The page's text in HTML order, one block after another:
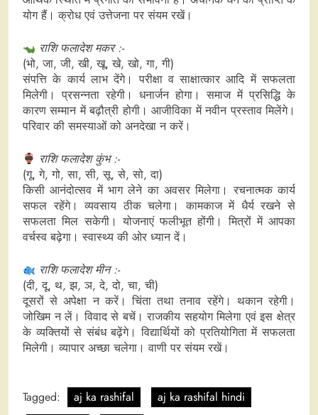
योग हैं। क्रोध एवं उत्तेजना पर संयम रखें।
राशि फलादेश मकर :-
(भो, जा, जी, खी, खू, खे, खो, गा, गी)
संपत्ति के कार्य लाभ देंगे। परीक्षा व साक्षात्कार आदि में सफलता
मिलेगी। प्रसन्नता रहेगी। धनार्जन होगा। समाज में प्रसिद्धि के
कारण सम्मान में बढ़ौत्री होगी। आजीविका में नवीन प्रस्ताव मिलेंगे।
परिवार की समस्याओं को अनदेखा न करें।
राशि फलादेश कुंभ :-
(गू, गे, गो, सा, सी, सू, से, सो, दा)
किसी आनंदोत्सव में भाग लेने का अवसर मिलेगा। रचनात्मक कार्य
सफल रहेंगे। व्यवसाय ठीक चलेगा। कामकाज में धैर्य रखने से
सफलता मिल सकेगी। योजनाएं फलीभूत होंगी। मित्रों में आपका
वर्चस्व बढ़ेगा। स्वास्थ्य की ओर ध्यान दें।
राशि फलादेश मीन :-
(दी, दू, थ, झ, ञ, दे, दो, चा, ची)
दूसरों से अपेक्षा न करें। चिंता तथा तनाव रहेंगे। थकान रहेगी।
जोखिम न लें। विवाद से बचें। राजकीय सहयोग मिलेगा एवं इस क्षेत्र
के व्यक्तियों से संबंध बढ़ेंगे। विद्यार्थियों को प्रतियोगिता में सफलता
मिलेगी। व्यापार अच्छा चलेगा। वाणी पर संयम रखें।
Tagged: aj ka rashifal
aj ka rashifal hindi